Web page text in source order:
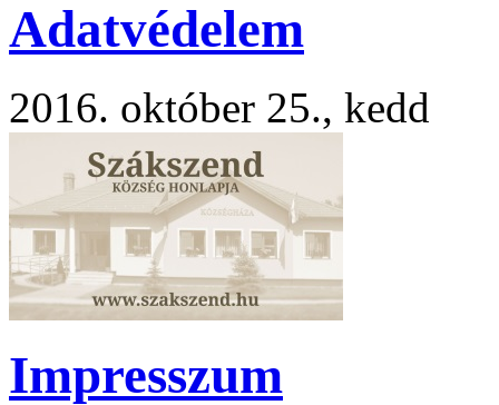
Adatvédelem
2016. október 25., kedd
Impresszum